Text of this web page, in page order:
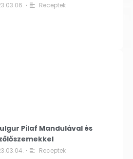
• Receptek
Pilaf Mandulával és
• Receptek